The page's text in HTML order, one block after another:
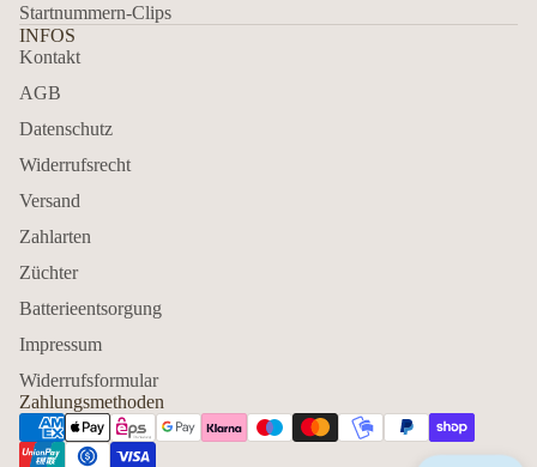
Startnummern-Clips
INFOS
Kontakt
AGB
Datenschutz
Widerrufsrecht
Versand
Zahlarten
Züchter
Batterieentsorgung
Impressum
Widerrufsformular
Zahlungsmethoden